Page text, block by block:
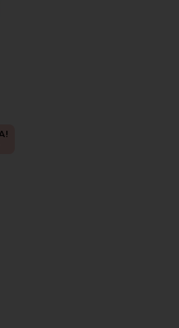
CORTOS VINTAGE